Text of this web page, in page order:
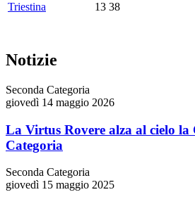
Triestina
13 38
Notizie
Seconda Categoria
giovedì 14 maggio 2026
La Virtus Rovere alza al cielo la
Categoria
Seconda Categoria
giovedì 15 maggio 2025